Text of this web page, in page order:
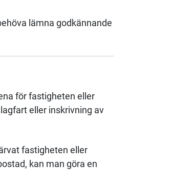
lämna godkännande
för fastigheten eller
eller inskrivning av
fastigheten eller
kan man göra en